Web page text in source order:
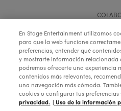
En Stage Entertainment utilizamos
para que la web funcione
preferencias, entender qué
y mostrarte información relacionada
podremos ofrecerte una experiencia
contenidos más relevantes,
una navegación más cómoda.
cookies o configurar tus preferencias
privacidad. | Uso de la información